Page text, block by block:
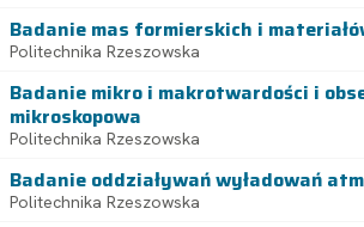
Badanie mas formierskich i
Politechnika Rzeszowska
Badanie mikro i makrotwardości i
mikroskopowa
Politechnika Rzeszowska
Badanie oddziaływań wyładowań
Politechnika Rzeszowska